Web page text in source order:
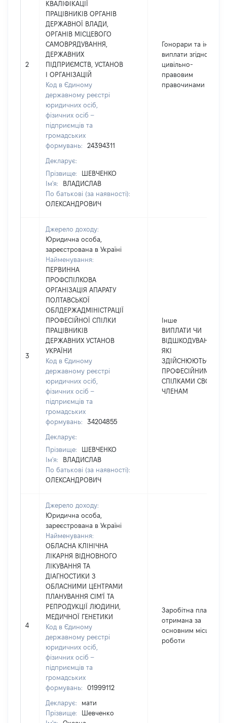
2
КВАЛІФІКАЦІЇ
ПРАЦІВНИКІВ ОРГАНІВ
ДЕРЖАВНОЇ ВЛАДИ,
ОРГАНІВ МІСЦЕВОГО
САМОВРЯДУВАННЯ,
ДЕРЖАВНИХ
ПІДПРИЄМСТВ, УСТАНОВ
І ОРГАНІЗАЦІЙ
Код в Єдиному
державному реєстрі
юридичних осіб,
фізичних осіб –
підприємців та
громадських
формувань:
24394311
Декларує:
Прізвище:
ШЕВЧЕНКО
Ім'я:
ВЛАДИСЛАВ
По батькові (за наявності):
ОЛЕКСАНДРОВИЧ
Гонорари та інші
виплати згідно з
цивільно-
правовим
правочинами
3
Джерело доходу:
Юридична особа,
зареєстрована в Україні
Найменування:
ПЕРВИННА
ПРОФСПІЛКОВА
ОРГАНІЗАЦІЯ АПАРАТУ
ПОЛТАВСЬКОЇ
ОБЛДЕРЖАДМІНІСТРАЦІЇ
ПРОФЕСІЙНОЇ СПІЛКИ
ПРАЦІВНИКІВ
ДЕРЖАВНИХ УСТАНОВ
УКРАЇНИ
Код в Єдиному
державному реєстрі
юридичних осіб,
фізичних осіб –
підприємців та
громадських
формувань:
34204855
Декларує:
Прізвище:
ШЕВЧЕНКО
Ім'я:
ВЛАДИСЛАВ
По батькові (за наявності):
ОЛЕКСАНДРОВИЧ
Інше
ВИПЛАТИ ЧИ
ВІДШКОДУВАННЯ,
ЯКІ
ЗДІЙСНЮЮТЬСЯ
ПРОФЕСІЙНИМИ
СПІЛКАМИ СВОЇМ
ЧЛЕНАМ
4
Джерело доходу:
Юридична особа,
зареєстрована в Україні
Найменування:
ОБЛАСНА КЛІНІЧНА
ЛІКАРНЯ ВІДНОВНОГО
ЛІКУВАННЯ ТА
ДІАГНОСТИКИ З
ОБЛАСНИМИ ЦЕНТРАМИ
ПЛАНУВАННЯ СІМ'Ї ТА
РЕПРОДУКЦІЇ ЛЮДИНИ,
МЕДИЧНОЇ ГЕНЕТИКИ
Код в Єдиному
державному реєстрі
юридичних осіб,
фізичних осіб –
підприємців та
громадських
формувань:
01999112
Декларує:
мати
Прізвище:
Шевченко
Заробітна плата
отримана за
основним місцем
роботи